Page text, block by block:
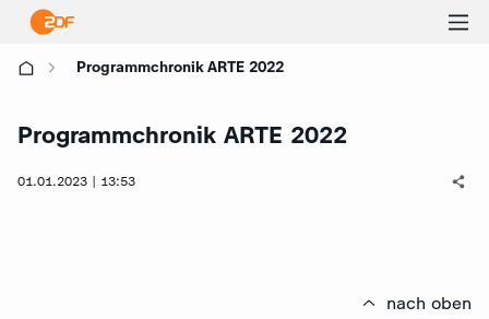
Programmchronik ARTE 2022
Programmchronik ARTE 2022
01.01.2023 | 13:53
nach oben